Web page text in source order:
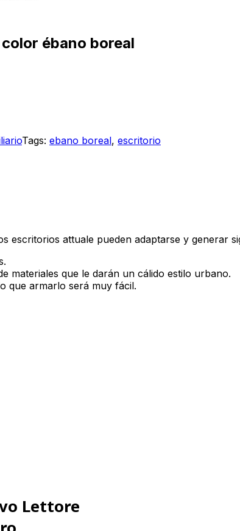
ébano boreal
Tags: ebano boreal, escritorio
escritorios attuale pueden adaptarse y generar
materiales que le darán un cálido estilo urbano.
que armarlo será muy fácil.
Lettore